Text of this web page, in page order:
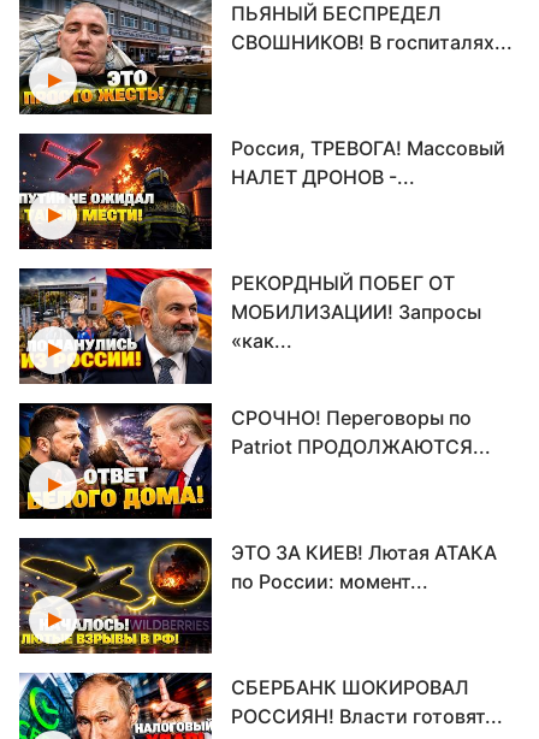
ПЬЯНЫЙ БЕСПРЕДЕЛ
СВОШНИКОВ! В госпиталях...
Россия, ТРЕВОГА! Массовый
НАЛЕТ ДРОНОВ -...
РЕКОРДНЫЙ ПОБЕГ ОТ
МОБИЛИЗАЦИИ! Запросы
«как...
СРОЧНО! Переговоры по
Patriot ПРОДОЛЖАЮТСЯ...
ЭТО ЗА КИЕВ! Лютая АТАКА
по России: момент...
СБЕРБАНК ШОКИРОВАЛ
РОССИЯН! Власти готовят...